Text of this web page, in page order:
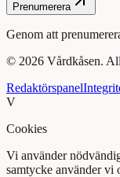
Prenumerera
Genom att
© 2026 Vårdkåsen.
Redaktörspanel
V
Cookies
Vi använder
samtycke använder vi